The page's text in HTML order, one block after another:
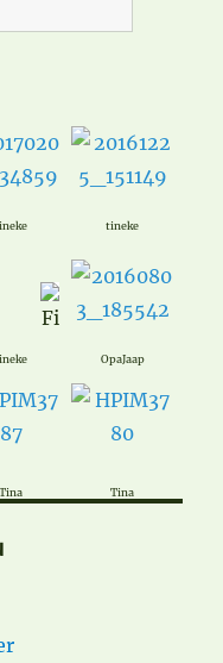
tineke
OpaJaap
Tina Tina